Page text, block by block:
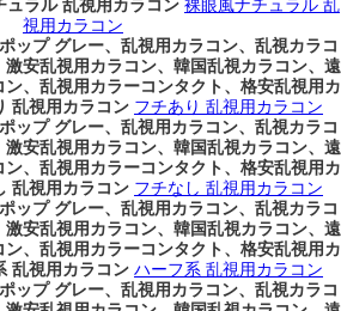
ュラル 乱視用カラコン 裸眼風ナチュラル 乱
視用カラコン
ップ グレー、乱視用カラコン、乱視カラコ
安乱視用カラコン、韓国乱視カラコン、遠
、乱視用カラーコンタクト、格安乱視用カ
乱視用カラコン フチあり 乱視用カラコン
ップ グレー、乱視用カラコン、乱視カラコ
安乱視用カラコン、韓国乱視カラコン、遠
、乱視用カラーコンタクト、格安乱視用カ
乱視用カラコン フチなし 乱視用カラコン
ップ グレー、乱視用カラコン、乱視カラコ
安乱視用カラコン、韓国乱視カラコン、遠
、乱視用カラーコンタクト、格安乱視用カ
乱視用カラコン ハーフ系 乱視用カラコン
ップ グレー、乱視用カラコン、乱視カラコ